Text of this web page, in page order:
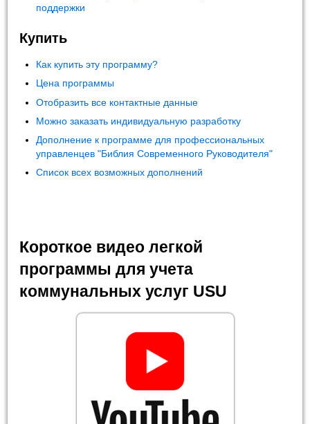
поддержки
Купить
Как купить эту программу?
Цена программы
Отобразить все контактные данные
Можно заказать индивидуальную разработку
Дополнение к программе для профессиональных
управленцев "Библия Современного Руководителя"
Список всех возможных дополнений
Короткое видео легкой
программы для учета
коммунальных услуг USU